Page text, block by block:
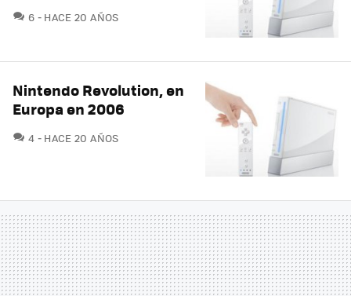
6 COMENTARIOS
HACE 20 AÑOS
Nintendo Revolution, en
Europa en 2006
4 COMENTARIOS
HACE 20 AÑOS